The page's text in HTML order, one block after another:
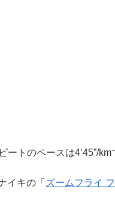
トのペースは4’45”/km
イキの「 ズームフライ